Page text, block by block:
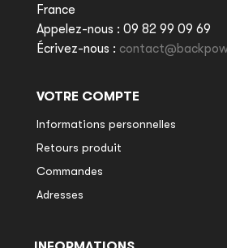
France
Appelez-nous : 09 82 99 09 69
Écrivez-nous :
VOTRE COMPTE
Informations personnelles
Retours produit
Commandes
Adresses